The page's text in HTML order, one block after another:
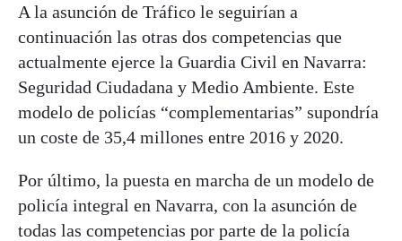
A la asunción de Tráfico le seguirían a
continuación las otras dos competencias que
actualmente ejerce la Guardia Civil en Navarra:
Seguridad Ciudadana y Medio Ambiente. Este
modelo de policías “complementarias” supondría
un coste de 35,4 millones entre 2016 y 2020.
Por último, la puesta en marcha de un modelo de
policía integral en Navarra, con la asunción de
todas las competencias por parte de la policía